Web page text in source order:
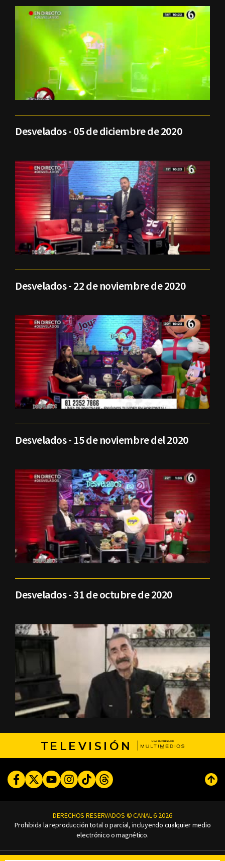
Desvelados - 05 de diciembre de 2020
Desvelados - 22 de noviembre de 2020
Desvelados - 15 de noviembre del 2020
Desvelados - 31 de octubre de 2020
TELEVISIÓN
FacebookTwitterYoutubeInstagram
TikTokThreads
DERECHOS RESERVADOS © CANAL 6 2026
Prohibida la reproducción total o parcial, incluyendo cualquier medio
electrónico o magnético.